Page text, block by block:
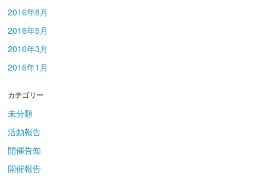
2016年8月
2016年5月
2016年3月
2016年1月
カテゴリー
未分類
活動報告
開催告知
開催報告